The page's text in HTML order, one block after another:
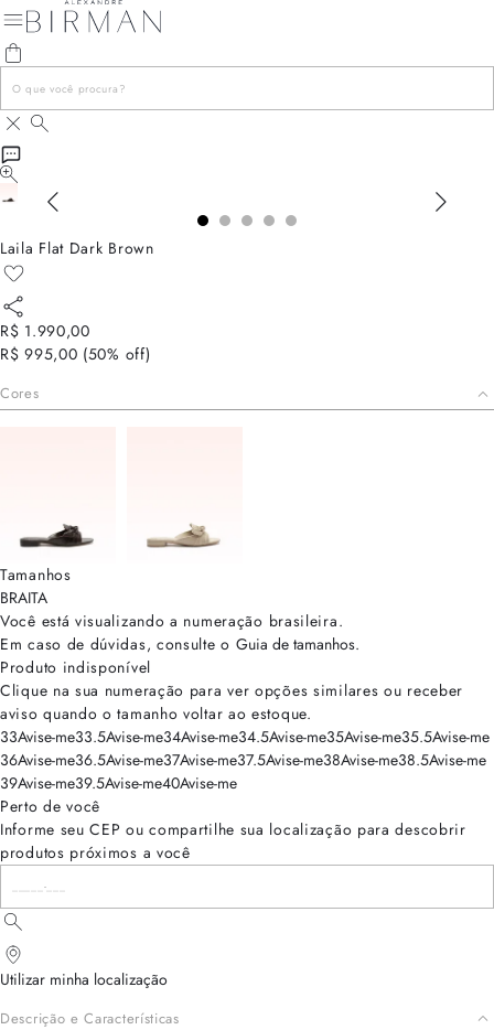
Laila Flat Dark Brown
R$ 1.990,00
R$ 995,00 (50% off)
Cores
Tamanhos
BRAITA
Você está visualizando a numeração brasileira.
Em caso de dúvidas, consulte o Guia de tamanhos.
Produto indisponível
Clique na sua numeração para ver opções similares ou receber
aviso quando o tamanho voltar ao estoque.
33Avise-me33.5Avise-me34Avise-me34.5Avise-me35Avise-me35.5Avise-me
36Avise-me36.5Avise-me37Avise-me37.5Avise-me38Avise-me38.5Avise-me
39Avise-me39.5Avise-me40Avise-me
Perto de você
Informe seu CEP ou compartilhe sua localização para descobrir
produtos próximos a você
Utilizar minha localização
Descrição e Características